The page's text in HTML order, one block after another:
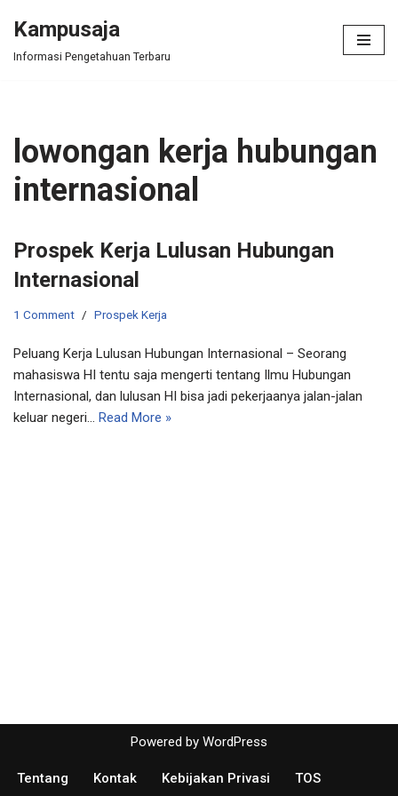
Skip
Kampusaja
Informasi Pengetahuan Terbaru
lowongan kerja hubungan
internasional
Prospek Kerja Lulusan Hubungan
Internasional
1 Comment Prospek Kerja
Peluang Kerja Lulusan Hubungan Internasional – Seorang
mahasiswa HI tentu saja mengerti tentang Ilmu Hubungan
Internasional, dan lulusan HI bisa jadi pekerjaanya jalan-jalan
keluar negeri… Read More »
Powered by WordPress
Tentang Kontak Kebijakan Privasi TOS